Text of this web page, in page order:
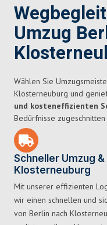
Umzug
Wählen Sie
Klosterneuburg und
und kosteneffizienten
Bedürfnisse zugeschnitten
Schneller Umzug
Klosterneuburg
Mit unserer effizienten
wir einen schnellen und
von Berlin nach